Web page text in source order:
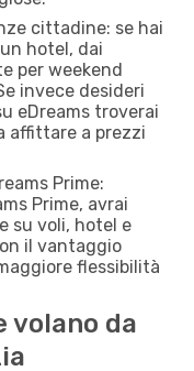
cittadine: se hai
hotel, dai
per weekend
invece desideri
eDreams troverai
affittare a prezzi
Prime:
Prime, avrai
su voli, hotel e
il vantaggio
flessibilità
volano da